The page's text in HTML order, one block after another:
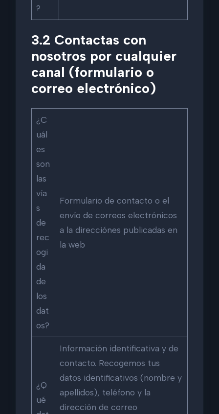
?
3.2 Contactas con
nosotros por cualquier
canal (formulario o
correo electrónico)
¿C
uál
es
son
las
vía
s
de
rec
ogi
da
de
los
dat
os?
Formulario de contacto o el
envío de correos electrónicos
a la direcciónes publicadas en
la web
¿Q
ué
Información identificativa y de
contacto. Recogemos tus
datos identificativos (nombre y
apellidos), teléfono y la
dirección de correo